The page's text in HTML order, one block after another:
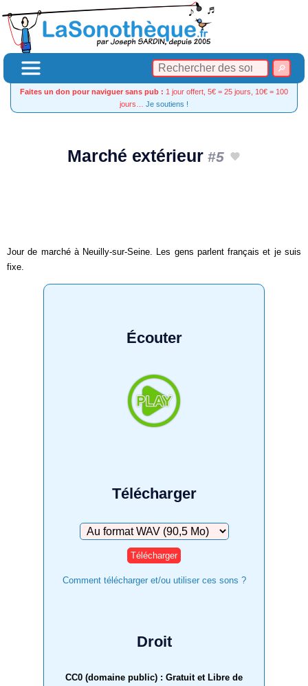
Faites un don pour naviguer sans pub : 1 jour offert, 5€ = 25 jours, 10€ = 100
jours… Je soutiens !
Marché extérieur#5
Jour de marché à Neuilly-sur-Seine. Les gens parlent français et je suis
fixe.
Écouter
Télécharger
Télécharger
Comment télécharger et/ou utiliser ces sons ?
Droit
CC0 (domaine public) : Gratuit et Libre de